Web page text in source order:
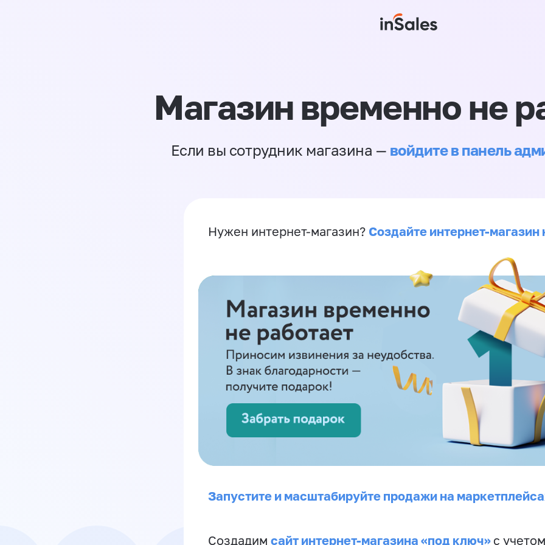
Магазин временно не
Если вы сотрудник магазина — войдите в панель
Нужен интернет-магазин? Создайте интернет-магазин
Запустите и масштабируйте продажи на
Создадим сайт интернет-магазина «под ключ» с учетом